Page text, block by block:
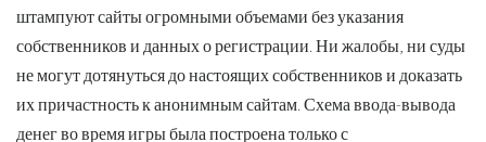
штампуют сайты огромными объемами без указания
собственников и данных о регистрации. Ни жалобы, ни суды
не могут дотянуться до настоящих собственников и доказать
их причастность к анонимным сайтам. Схема ввода-вывода
денег во время игры была построена только с